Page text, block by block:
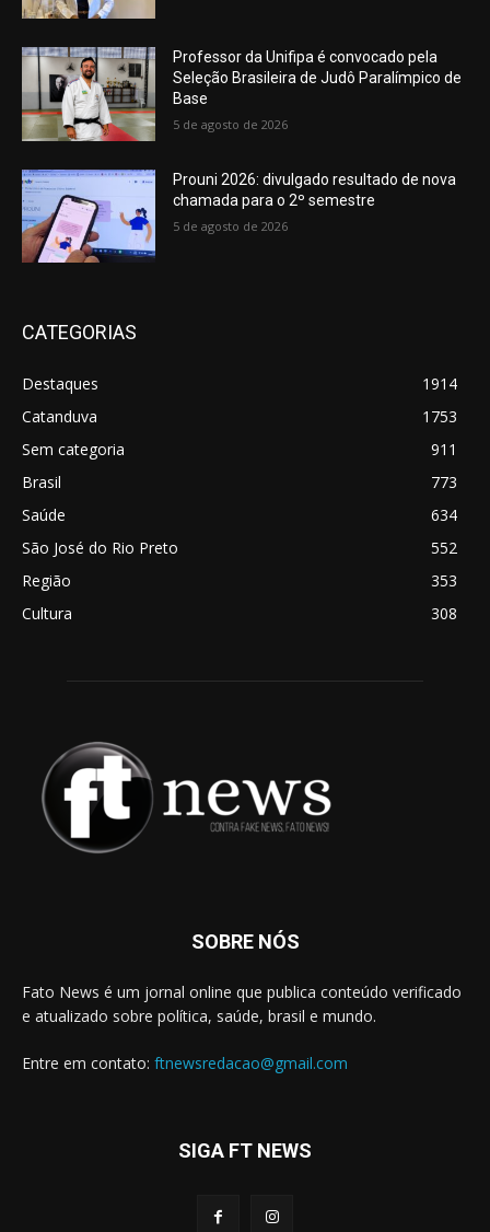
Professor da Unifipa é convocado pela
Seleção Brasileira de Judô Paralímpico de
Base
5 de agosto de 2026
Prouni 2026: divulgado resultado de nova
chamada para o 2º semestre
5 de agosto de 2026
CATEGORIAS
Destaques
1914
Catanduva
1753
Sem categoria
911
Brasil
773
Saúde
634
São José do Rio Preto
552
Região
353
Cultura
308
SOBRE NÓS
Fato News é um jornal online que publica conteúdo verificado
e atualizado sobre política, saúde, brasil e mundo.
Entre em contato: ftnewsredacao@gmail.com
SIGA FT NEWS